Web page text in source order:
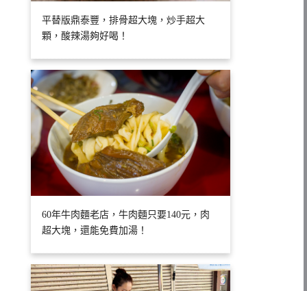
平替版鼎泰豐，排骨超大塊，炒手超大
顆，酸辣湯夠好喝！
60年牛肉麵老店，牛肉麵只要140元，肉
超大塊，還能免費加湯！